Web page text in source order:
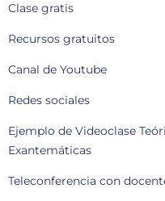
Clase gratis
Recursos gratuitos
Canal de Youtube
Redes sociales
Ejemplo de Videoclase
Exantemáticas
Teleconferencia con